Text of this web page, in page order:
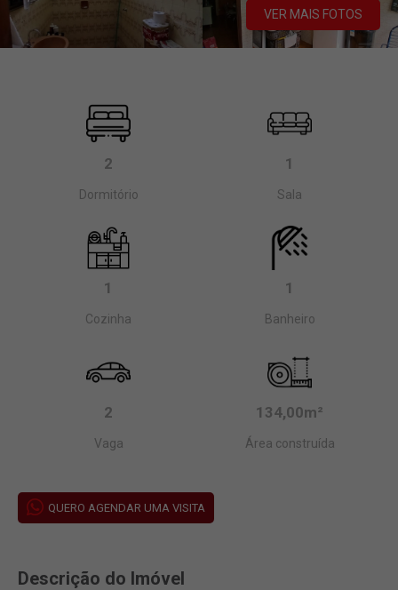
VER MAIS FOTOS
2
Dormitório
1
Sala
1
Cozinha
1
Banheiro
2
Vaga
134,00m²
Área construída
QUERO AGENDAR UMA VISITA
Descrição do Imóvel